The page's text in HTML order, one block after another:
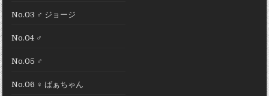
ン
No.03 ♂ ジョージ
No.04 ♂
No.05 ♂
No.06 ♀ ばぁちゃん